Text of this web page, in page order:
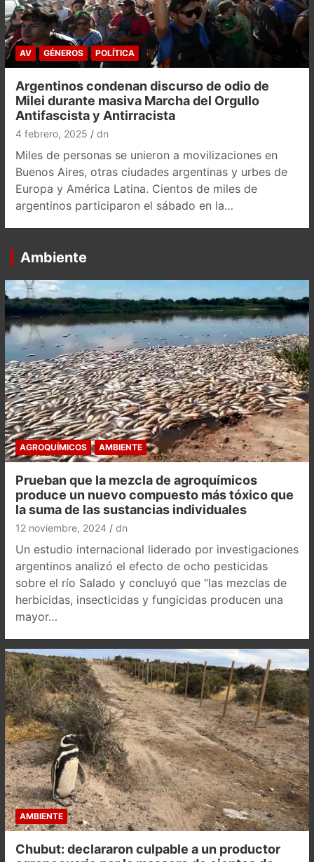
AV GÉNEROS POLÍTICA
Argentinos condenan discurso de odio de
Milei durante masiva Marcha del Orgullo
Antifascista y Antirracista
4 febrero, 2025 dn
Miles de personas se unieron a movilizaciones en
Buenos Aires, otras ciudades argentinas y urbes de
Europa y América Latina. Cientos de miles de
argentinos participaron el sábado en la…
Ambiente
AGROQUÍMICOS AMBIENTE
Prueban que la mezcla de agroquímicos
produce un nuevo compuesto más tóxico que
la suma de las sustancias individuales
12 noviembre, 2024 dn
Un estudio internacional liderado por investigaciones
argentinos analizó el efecto de ocho pesticidas
sobre el río Salado y concluyó que “las mezclas de
herbicidas, insecticidas y fungicidas producen una
mayor…
AMBIENTE
Chubut: declararon culpable a un productor